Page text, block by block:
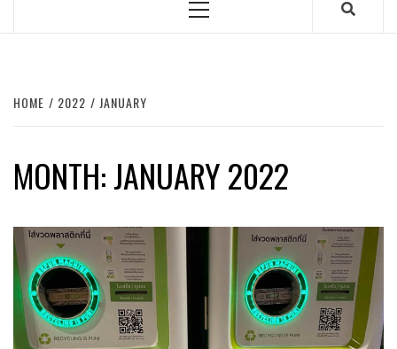
Primary
HOME 2022 JANUARY
MONTH:JANUARY 2022